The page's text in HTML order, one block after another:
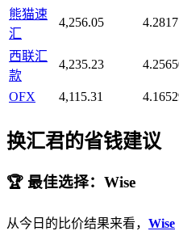
熊猫速
汇
4,256.05 4.2817
西联汇
款
4,235.23
OFX
4,115.31
换汇君的省钱建议
🏆 最佳选择：Wise
从今日的比价结果来看， Wise